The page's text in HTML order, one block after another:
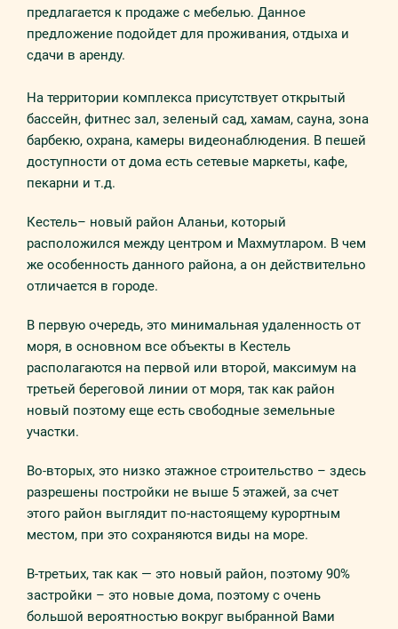
предлагается к продаже с мебелью. Данное
предложение подойдет для проживания, отдыха и
сдачи в аренду.
На территории комплекса присутствует открытый
бассейн, фитнес зал, зеленый сад, хамам, сауна, зона
барбекю, охрана, камеры видеонаблюдения. В пешей
доступности от дома есть сетевые маркеты, кафе,
пекарни и т.д.
Кестель– новый район Аланьи, который
расположился между центром и Махмутларом. В чем
же особенность данного района, а он действительно
отличается в городе.
В первую очередь, это минимальная удаленность от
моря, в основном все объекты в Кестель
располагаются на первой или второй, максимум на
третьей береговой линии от моря, так как район
новый поэтому еще есть свободные земельные
участки.
Во-вторых, это низко этажное строительство – здесь
разрешены постройки не выше 5 этажей, за счет
этого район выглядит по-настоящему курортным
местом, при это сохраняются виды на море.
В-третьих, так как — это новый район, поэтому 90%
застройки – это новые дома, поэтому с очень
большой вероятностью вокруг выбранной Вами